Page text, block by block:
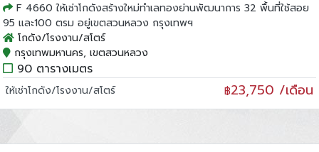
F 4660 ให้เช่าโกดังสร้างใหม่ทำเลทองย่านพัฒนาการ 32 พื้นที่ใช้สอย
95 และ100 ตรม อยู่เขตสวนหลวง กรุงเทพฯ
โกดัง/โรงงาน/สโตร์
กรุงเทพมหานคร, เขตสวนหลวง
90 ตารางเมตร
ให้เช่าโกดัง/โรงงาน/สโตร์ ฿23,750 /เดือน